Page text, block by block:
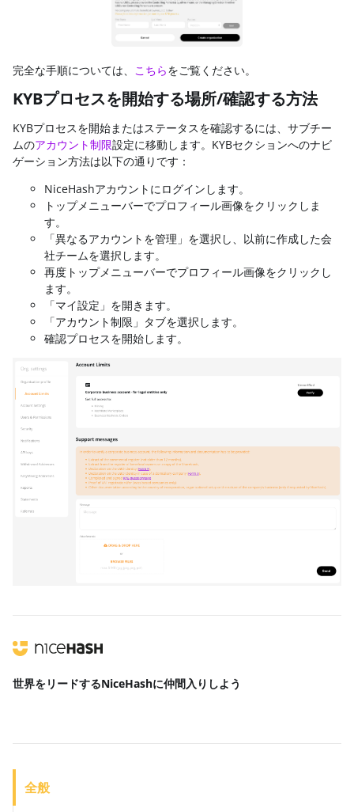
完全な手順については、 こちらをご覧ください。
KYBプロセスを開始する場所/確認する方法
KYBプロセスを開始またはステータスを確認するには、サブチー
ムのアカウント制限設定に移動します。KYBセクションへのナビ
ゲーション方法は以下の通りです：
NiceHashアカウントにログインします。
トップメニューバーでプロフィール画像をクリックしま
す。
「異なるアカウントを管理」を選択し、以前に作成した会
社チームを選択します。
再度トップメニューバーでプロフィール画像をクリックし
ます。
「マイ設定」を開きます。
「アカウント制限」タブを選択します。
確認プロセスを開始します。
世界をリードするNiceHashに仲間入りしよう
全般